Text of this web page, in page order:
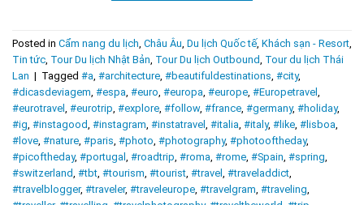
Posted in Cẩm nang du lịch, Châu Âu, Du lịch Quốc tế, Khách sạn - Resort,
Tin tức, Tour Du lịch Nhật Bản, Tour Du lịch Outbound, Tour du lịch Thái
Lan | Tagged #a, #architecture, #beautifuldestinations, #city,
#dicasdeviagem, #espa, #euro, #europa, #europe, #Europetravel ,
#eurotravel , #eurotrip, #explore, #follow, #france, #germany, #holiday,
#ig, #instagood, #instagram, #instatravel , #italia, #italy, #like, #lisboa,
#love, #nature, #paris, #photo, #photography, #photooftheday,
#picoftheday, #portugal , #roadtrip, #roma, #rome, #Spain, #spring,
#switzerland, #tbt, #tourism, #tourist, #travel , #traveladdict,
#travelblogger, #traveler, #traveleurope, #travelgram, #traveling,